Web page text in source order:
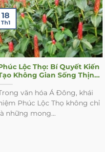
Lộc Thọ: Bí Quyết Kiến
Không Gian Sống Thịnh
Từ Cây Xanh Phong
văn hóa Á Đông, khái
Phúc Lộc Thọ không chỉ
những mong...
18
Th1